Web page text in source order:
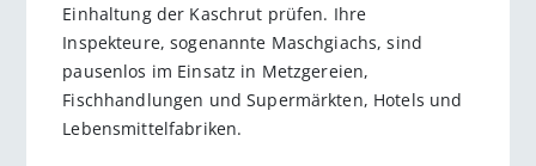
Einhaltung der Kaschrut prüfen. Ihre
Inspekteure, sogenannte Maschgiachs, sind
pausenlos im Einsatz in Metzgereien,
Fischhandlungen und Supermärkten, Hotels und
Lebensmittelfabriken.